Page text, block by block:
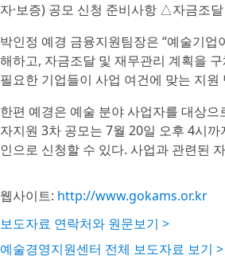
자·보증) 공모 신청 준비사항 △자금조
박인정 예경 금융지원팀장은 “예술기
해하고, 자금조달 및 재무관리 계획을
필요한 기업들이 사업 여건에 맞는 지
한편 예경은 예술 분야 사업자를 대상으
자지원 3차 공모는 7월 20일 오후 4시
인으로 신청할 수 있다. 사업과 관련된
웹사이트: http://www.gokams.or.kr
보도자료 연락처와 원문보기 >
예술경영지원센터 전체 보도자료 보기 >